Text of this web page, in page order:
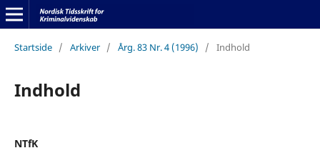
Startside / Arkiver / Årg. 83 Nr. 4 (1996) / Indhold
Indhold
NTfK